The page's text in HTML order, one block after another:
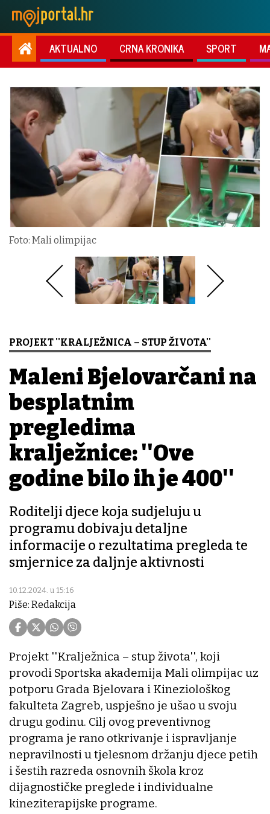
AKTUALNO CRNA KRONIKA SPORT
Foto: Mali olimpijac
PROJEKT ''KRALJEŽNICA – STUP ŽIVOTA''
Maleni Bjelovarčani na
besplatnim
pregledima
kralježnice: ''Ove
godine bilo ih je 400''
Roditelji djece koja sudjeluju u
programu dobivaju detaljne
informacije o rezultatima pregleda te
smjernice za daljnje aktivnosti
10.12.2024. u 15:16
Piše: Redakcija
Projekt ''Kralježnica – stup života'', koji
provodi Sportska akademija Mali olimpijac uz
potporu Grada Bjelovara i Kineziološkog
fakulteta Zagreb, uspješno je ušao u svoju
drugu godinu. Cilj ovog preventivnog
programa je rano otkrivanje i ispravljanje
nepravilnosti u tjelesnom držanju djece petih
i šestih razreda osnovnih škola kroz
dijagnostičke preglede i individualne
kineziterapijske programe.